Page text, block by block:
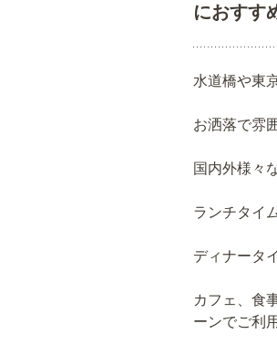
におすす
水道橋や東
お洒落で雰
国内外様々
ランチタイ
ディナータ
カフェ、食
ーンでご利